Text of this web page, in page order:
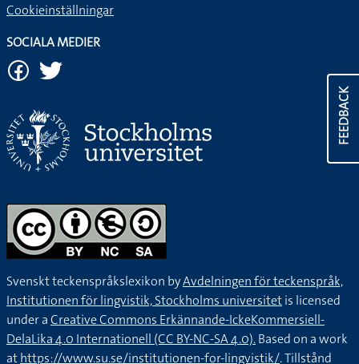
FEEDBACK
Cookieinställningar
SOCIALA MEDIER
Svenskt teckenspråkslexikon byAvdelningen för teckenspråk,
Institutionen för lingvistik, Stockholms universitetis licensed
under aCreative Commons Erkännande-IckeKommersiell-
DelaLika 4.0 Internationell (CC BY-NC-SA 4.0).Based on a work
athttps://www.su.se/institutionen-for-lingvistik/. Tillstånd